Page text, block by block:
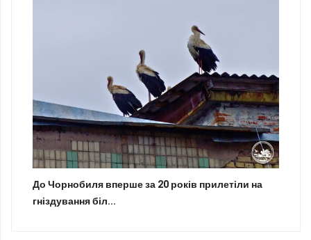
До Чорнобиля вперше за 20 років прилетіли на
гніздування біл...